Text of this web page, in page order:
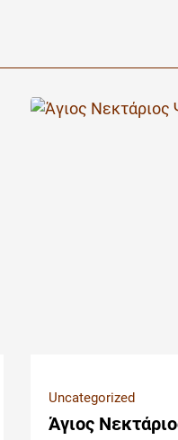
Uncategorized
Άγιος